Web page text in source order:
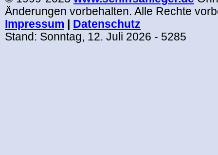
Änderungen vorbehalten. Alle Rechte
Impressum
Datenschutz
Stand: Sonntag, 12. Juli 2026 - 5285